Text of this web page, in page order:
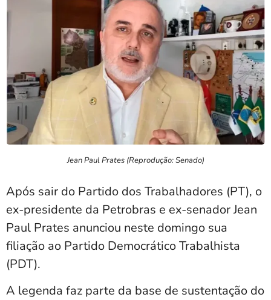
Jean Paul Prates (Reprodução: Senado)
Após sair do Partido dos Trabalhadores (PT), o
ex-presidente da Petrobras e ex-senador Jean
Paul Prates anunciou neste domingo sua
filiação ao Partido Democrático Trabalhista
(PDT).
A legenda faz parte da base de sustentação do